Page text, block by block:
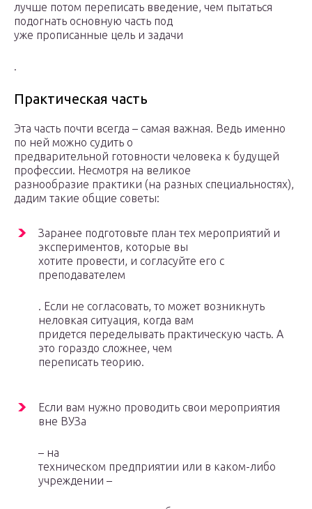
лучше потом переписать введение, чем пытаться
подогнать основную часть под
уже прописанные цель и задачи
.
Практическая часть
Эта часть почти всегда – самая важная. Ведь именно
по ней можно судить о
предварительной готовности человека к будущей
профессии. Несмотря на великое
разнообразие практики (на разных специальностях),
дадим такие общие советы:
Заранее подготовьте план тех мероприятий и
экспериментов, которые вы
хотите провести, и согласуйте его с
преподавателем
. Если не согласовать, то может возникнуть
неловкая ситуация, когда вам
придется переделывать практическую часть. А
это гораздо сложнее, чем
переписать теорию.
Если вам нужно проводить свои мероприятия
вне ВУЗа
– на
техническом предприятии или в каком-либо
учреждении –